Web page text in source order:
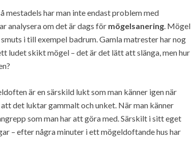
har man inte endast problem med
analysera om det är dags för mögelsanering. Mögel
i till exempel badrum. Gamla matrester har nog
ludet skikt mögel – det är det lätt att slänga, men hur
är en särskild lukt som man känner igen när
det luktar gammalt och unket. När man känner
som man har att göra med. Särskilt i sitt eget
– efter några minuter i ett mögeldoftande hus har